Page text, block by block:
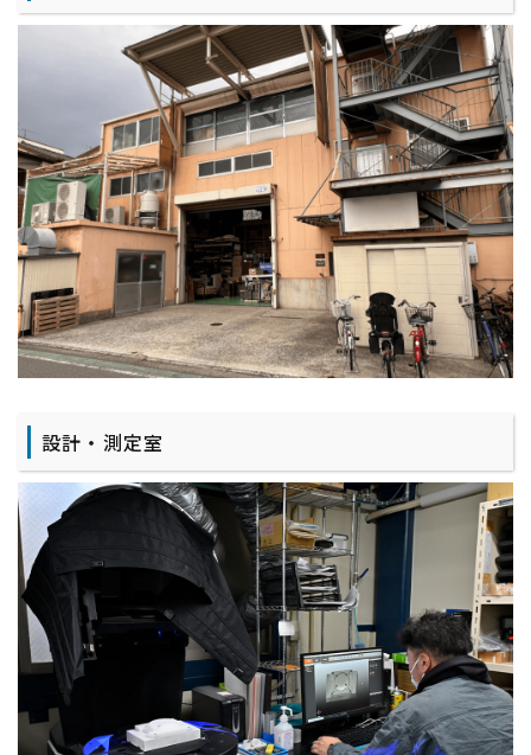
設計・測定室